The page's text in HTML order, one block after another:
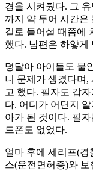
경을 시켜줬다. 그
까지 약 두어 시간은
길로 들어설 때쯤에
했다. 남편은 하얗게
덩달아 아이들도 불
니 문제가 생겼다며,
고 했다. 필자도 갑
다. 어디가 어딘지
아가 된 것이다. 필
드폰도 없었다.
얼마 후에 세리프(경
스(운전면허증)와